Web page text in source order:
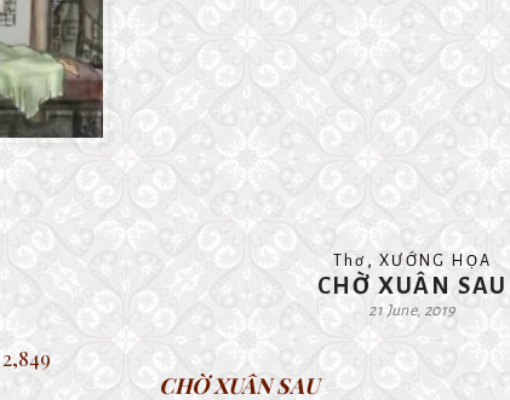
Thơ , XƯỚNG HỌA
CHỜ XUÂN SAU
21 June, 2019
2,849
CHỜ XUÂN SAU